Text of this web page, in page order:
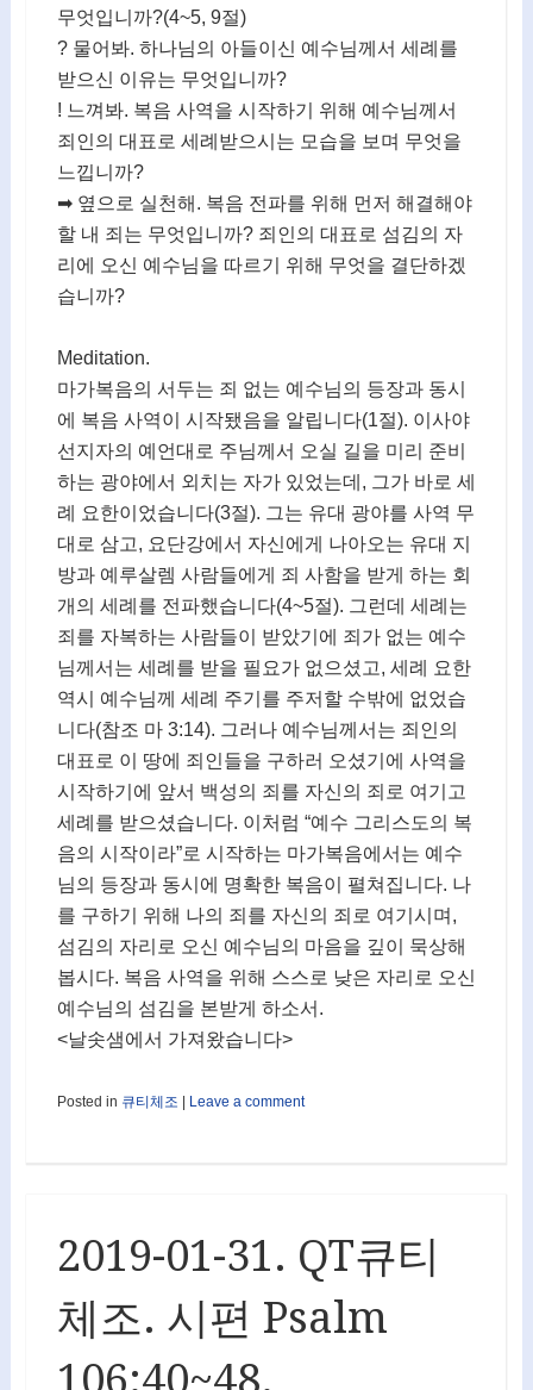
무엇입니까?(4~5, 9절)
? 물어봐. 하나님의 아들이신 예수님께서 세례를
받으신 이유는 무엇입니까?
! 느껴봐. 복음 사역을 시작하기 위해 예수님께서
죄인의 대표로 세례받으시는 모습을 보며 무엇을
느낍니까?
➡ 옆으로 실천해. 복음 전파를 위해 먼저 해결해야
할 내 죄는 무엇입니까? 죄인의 대표로 섬김의 자
리에 오신 예수님을 따르기 위해 무엇을 결단하겠
습니까?
Meditation.
마가복음의 서두는 죄 없는 예수님의 등장과 동시
에 복음 사역이 시작됐음을 알립니다(1절). 이사야
선지자의 예언대로 주님께서 오실 길을 미리 준비
하는 광야에서 외치는 자가 있었는데, 그가 바로 세
례 요한이었습니다(3절). 그는 유대 광야를 사역 무
대로 삼고, 요단강에서 자신에게 나아오는 유대 지
방과 예루살렘 사람들에게 죄 사함을 받게 하는 회
개의 세례를 전파했습니다(4~5절). 그런데 세례는
죄를 자복하는 사람들이 받았기에 죄가 없는 예수
님께서는 세례를 받을 필요가 없으셨고, 세례 요한
역시 예수님께 세례 주기를 주저할 수밖에 없었습
니다(참조 마 3:14). 그러나 예수님께서는 죄인의
대표로 이 땅에 죄인들을 구하러 오셨기에 사역을
시작하기에 앞서 백성의 죄를 자신의 죄로 여기고
세례를 받으셨습니다. 이처럼 “예수 그리스도의 복
음의 시작이라”로 시작하는 마가복음에서는 예수
님의 등장과 동시에 명확한 복음이 펼쳐집니다. 나
를 구하기 위해 나의 죄를 자신의 죄로 여기시며,
섬김의 자리로 오신 예수님의 마음을 깊이 묵상해
봅시다. 복음 사역을 위해 스스로 낮은 자리로 오신
예수님의 섬김을 본받게 하소서.
<날솟샘에서 가져왔습니다>
Posted in 큐티체조 Leave a comment
2019-01-31. QT큐티
체조. 시편 Psalm